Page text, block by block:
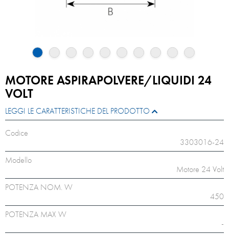
MOTORE ASPIRAPOLVERE/LIQUIDI 24
VOLT
LEGGI LE CARATTERISTICHE DEL PRODOTTO
Codice
3303016-24
Modello
Motore 24 Volt
POTENZA NOM. W
450
POTENZA MAX W
-